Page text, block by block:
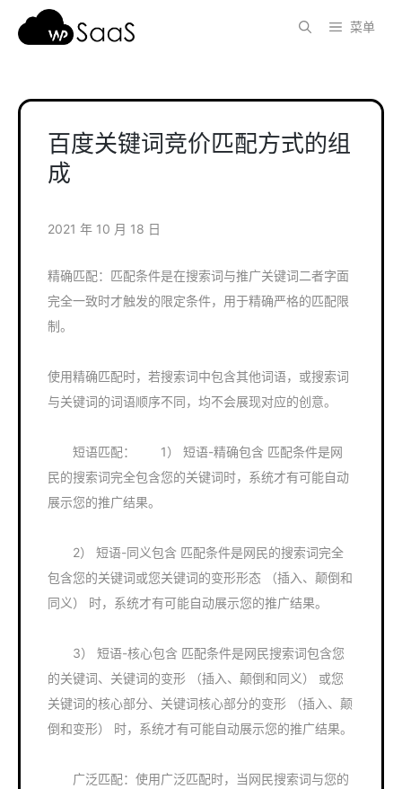
菜单
百度关键词竞价匹配方式的组
成
2021 年 10 月 18 日
精确匹配：匹配条件是在搜索词与推广关键词二者字面
完全一致时才触发的限定条件，用于精确严格的匹配限
制。
使用精确匹配时，若搜索词中包含其他词语，或搜索词
与关键词的词语顺序不同，均不会展现对应的创意。
短语匹配： 1） 短语-精确包含 匹配条件是网
民的搜索词完全包含您的关键词时，系统才有可能自动
展示您的推广结果。
2） 短语-同义包含 匹配条件是网民的搜索词完全
包含您的关键词或您关键词的变形形态 （插入、颠倒和
同义） 时，系统才有可能自动展示您的推广结果。
3） 短语-核心包含 匹配条件是网民搜索词包含您
的关键词、关键词的变形 （插入、颠倒和同义） 或您
关键词的核心部分、关键词核心部分的变形 （插入、颠
倒和变形） 时，系统才有可能自动展示您的推广结果。
广泛匹配：使用广泛匹配时，当网民搜索词与您的